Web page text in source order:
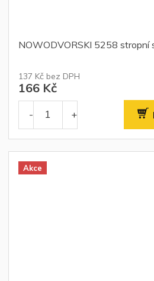
NOWODVORSKI 5258 stropní
137 Kč bez DPH
166 Kč
Akce